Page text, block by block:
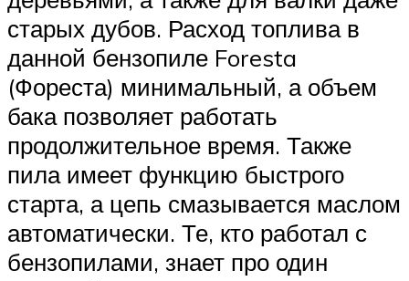
старых дубов. Расход топлива в
данной бензопиле Foresta
(Фореста) минимальный, а объем
бака позволяет работать
продолжительное время. Также
пила имеет функцию быстрого
старта, а цепь смазывается маслом
автоматически. Те, кто работал с
бензопилами, знает про один